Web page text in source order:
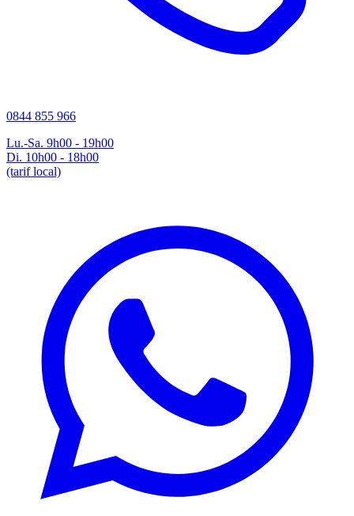
0844 855 966
Lu.-Sa. 9h00 - 19h00
Di. 10h00 - 18h00
(tarif local)